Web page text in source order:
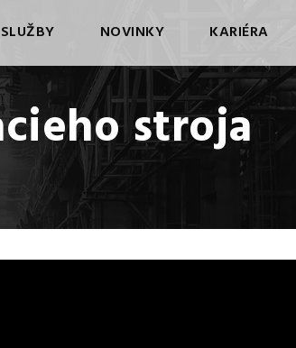
SLUŽBY NOVINKY KARIÉRA
stroja